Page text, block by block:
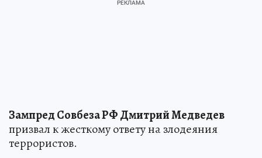
Зампред Совбеза РФ Дмитрий Медведев
призвал к жесткому ответу на злодеяния
террористов.